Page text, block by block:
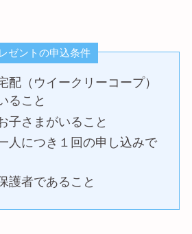
ゼントの申込条件
配（ウイークリーコープ）
ること
子さまがいること
人につき１回の申し込みで
護者であること